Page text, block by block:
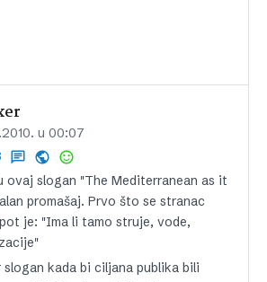
u 00:07
ovaj slogan "The Mediterranean as it
promašaj. Prvo što se stranac
je: "Ima li tamo struje, vode,
kada bi ciljana publika bili